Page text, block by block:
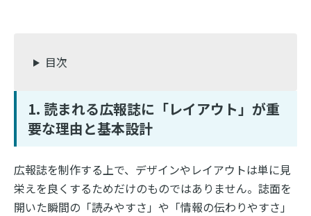
目次
1. 読まれる広報誌に「レイアウト」が重
要な理由と基本設計
広報誌を制作する上で、デザインやレイアウトは単に見
栄えを良くするためだけのものではありません。誌面を
開いた瞬間の「読みやすさ」や「情報の伝わりやすさ」